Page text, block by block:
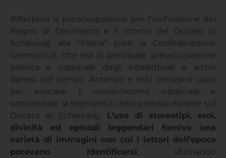
Rifletteva la preoccupazione per l’unificazione del
Regno di Danimarca e il ritorno del Ducato di
Schleswig alla “Patria” (cioè la Confederazione
Germanica), che era la principale preoccupazione
politica e nazionale degli intellettuali e artisti
danesi del tempo. Antenati e miti venivano usati
per evocare il romanticismo nazionale e
sottolineare la legittimità della pretesa danese sul
Ducato di Schleswig.
L’uso di stereotipi, eroi,
divinità ed episodi leggendari forniva una
varietà di immagini con cui i lettori dell’epoca
potevano identificarsi, sfumando